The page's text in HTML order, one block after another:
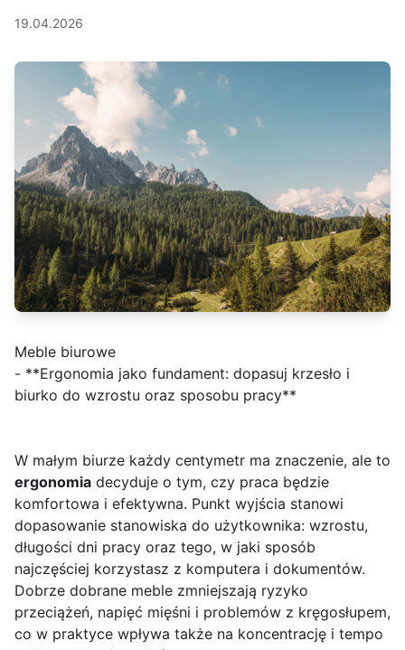
19.04.2026
Meble biurowe
- **Ergonomia jako fundament: dopasuj krzesło i
biurko do wzrostu oraz sposobu pracy**
W małym biurze każdy centymetr ma znaczenie, ale to
ergonomia decyduje o tym, czy praca będzie
komfortowa i efektywna. Punkt wyjścia stanowi
dopasowanie stanowiska do użytkownika: wzrostu,
długości dni pracy oraz tego, w jaki sposób
najczęściej korzystasz z komputera i dokumentów.
Dobrze dobrane meble zmniejszają ryzyko
przeciążeń, napięć mięśni i problemów z kręgosłupem,
co w praktyce wpływa także na koncentrację i tempo